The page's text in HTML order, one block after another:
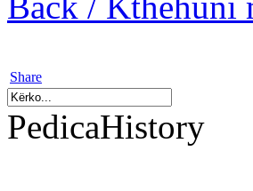
Share
PedicaHistory